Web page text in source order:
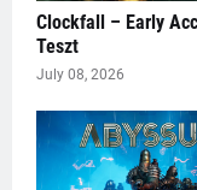
Clockfall – Early
Teszt
July 08, 2026